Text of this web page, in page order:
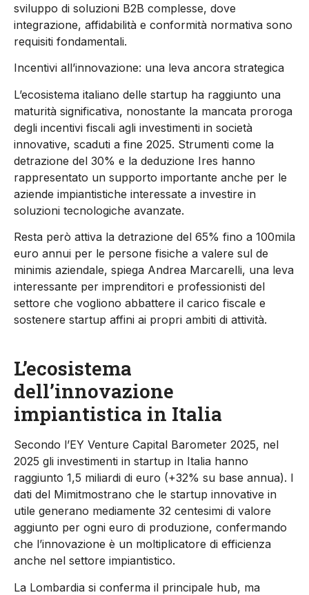
sviluppo di soluzioni B2B complesse, dove
integrazione, affidabilità e conformità normativa sono
requisiti fondamentali.
Incentivi all’innovazione: una leva ancora strategica
L’ecosistema italiano delle startup ha raggiunto una
maturità significativa, nonostante la mancata proroga
degli incentivi fiscali agli investimenti in società
innovative, scaduti a fine 2025. Strumenti come la
detrazione del 30% e la deduzione Ires hanno
rappresentato un supporto importante anche per le
aziende impiantistiche interessate a investire in
soluzioni tecnologiche avanzate.
Resta però attiva la detrazione del 65% fino a 100mila
euro annui per le persone fisiche a valere sul de
minimis aziendale, spiega Andrea Marcarelli, una leva
interessante per imprenditori e professionisti del
settore che vogliono abbattere il carico fiscale e
sostenere startup affini ai propri ambiti di attività.
L’ecosistema
dell’innovazione
impiantistica in Italia
Secondo l’EY Venture Capital Barometer 2025, nel
2025 gli investimenti in startup in Italia hanno
raggiunto 1,5 miliardi di euro (+32% su base annua). I
dati del Mimitmostrano che le startup innovative in
utile generano mediamente 32 centesimi di valore
aggiunto per ogni euro di produzione, confermando
che l’innovazione è un moltiplicatore di efficienza
anche nel settore impiantistico.
La Lombardia si conferma il principale hub, ma